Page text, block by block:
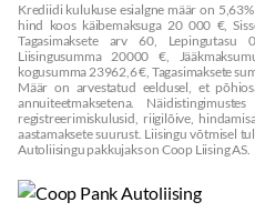
Krediidi kulukuse esialgne määr on
hind koos käibemaksuga 20 000 €,
Tagasimaksete arv 60,
Liisingusumma 20000 €,
kogusumma 23962,6 €, Tagasimaksete
Määr on arvestatud eeldusel, et
annuiteetmaksetena.
registreerimiskulusid, riigilõive,
aastamaksete suurust. Liisingu võtmisel
Autoliisingu pakkujaks on Coop Liising AS.